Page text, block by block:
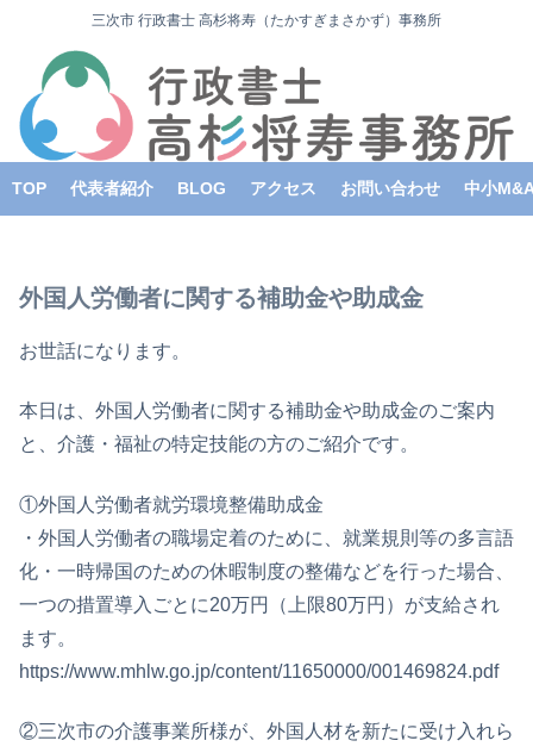
三次市 行政書士 高杉将寿（たかすぎまさかず）事務所
TOP 代表者紹介 BLOG アクセス お問い合わせ 中小
外国人労働者に関する補助金や助成金
お世話になります。
本日は、外国人労働者に関する補助金や助成金のご案内
と、介護・福祉の特定技能の方のご紹介です。
①外国人労働者就労環境整備助成金
・外国人労働者の職場定着のために、就業規則等の多言語
化・一時帰国のための休暇制度の整備などを行った場合、
一つの措置導入ごとに20万円（上限80万円）が支給され
ます。
https://www.mhlw.go.jp/content/11650000/001469824.pdf
②三次市の介護事業所様が、外国人材を新たに受け入れら